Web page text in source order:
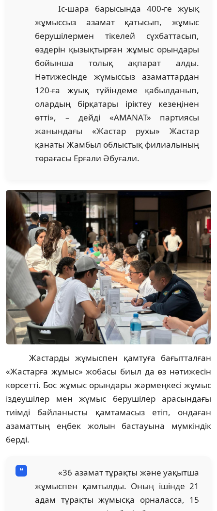
Іс-шара барысында 400-ге жуық
жұмыссыз азамат қатысып, жұмыс
берушілермен тікелей сұхбаттасып,
өздерін қызықтырған жұмыс орындары
бойынша толық ақпарат алды.
Нәтижесінде жұмыссыз азаматтардан
120-ға жуық түйіндеме қабылданып,
олардың бірқатары іріктеу кезеңінен
өтті», – дейді «AMANAT» партиясы
жанындағы «Жастар рухы» Жастар
қанаты Жамбыл облыстық филиалының
төрағасы Ерғали Әбуғали.
Жастарды жұмыспен қамтуға бағытталған
«Жастарға жұмыс» жобасы биыл да өз нәтижесін
көрсетті. Бос жұмыс орындары жәрмеңкесі жұмыс
іздеушілер мен жұмыс берушілер арасындағы
тиімді байланысты қамтамасыз етіп, ондаған
азаматтың еңбек жолын бастауына мүмкіндік
берді.
«36 азамат тұрақты және уақытша
жұмыспен қамтылды. Оның ішінде 21
адам тұрақты жұмысқа орналасса, 15